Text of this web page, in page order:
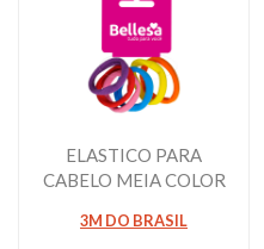
ELASTICO PARA
CABELO MEIA COLOR
UNIDADES
3M DO BRASIL